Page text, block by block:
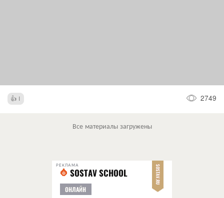
1 2749
Все материалы загружены
РЕКЛАМА